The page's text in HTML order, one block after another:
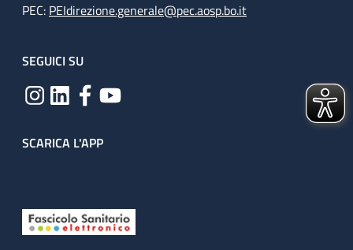
PEC: PEIdirezione.generale@pec.aosp.bo.it
SEGUICI SU
SCARICA L'APP